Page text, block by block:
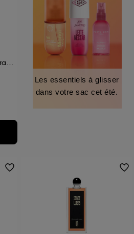
Coffret Eau de Parfum Florale Boisée pour femme
Les essentiels à glisser
dans votre sac cet été.